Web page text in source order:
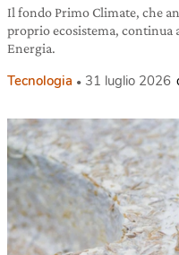
Il fondo Primo Climate, che
proprio ecosistema, continua
Energia.
Tecnologia 31 luglio 2026